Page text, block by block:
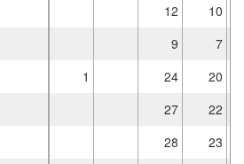
12
10
9
7
1 24
20
27
22
28
23